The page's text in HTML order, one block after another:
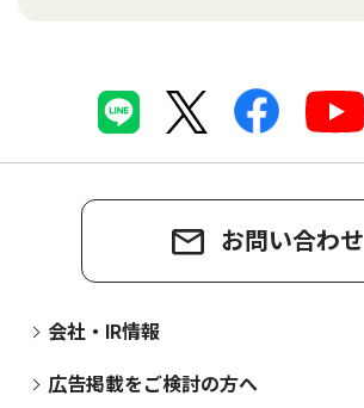
お問い合わせ
会社・IR情報
広告掲載をご検討の方へ